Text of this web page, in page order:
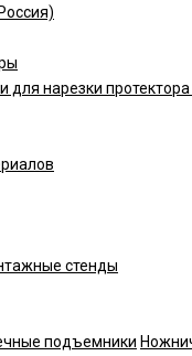
для нарезки
стенды
подъемники